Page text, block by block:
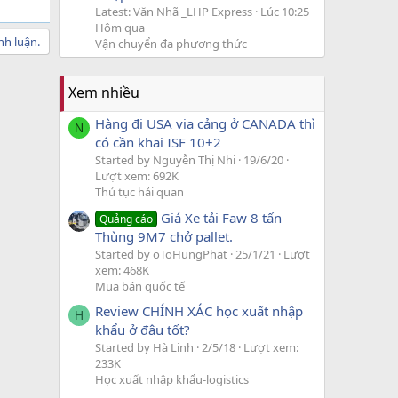
luận.
Latest: Văn Nhã _LHP Express Lúc 10:25
Hôm qua
Vận chuyển đa phương thức
Xem nhiều
N
Hàng đi USA via cảng ở CANADA thì
có cần khai ISF 10+2
Started by Nguyễn Thị Nhi 19/6/20
Lượt xem: 692K
Thủ tục hải quan
Quảng cáo Giá Xe tải Faw 8 tấn
Thùng 9M7 chở pallet.
Started by oToHungPhat 25/1/21
Lượt
xem: 468K
Mua bán quốc tế
H
Review CHÍNH XÁC học xuất nhập
khẩu ở đâu tốt?
Started by Hà Linh 2/5/18 Lượt xem:
233K
Học xuất nhập khẩu-logistics